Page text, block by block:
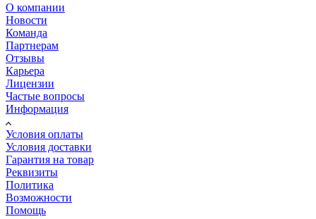
О компании
Новости
Команда
Партнерам
Отзывы
Карьера
Лицензии
Частые вопросы
Информация
Условия оплаты
Условия доставки
Гарантия на товар
Реквизиты
Политика
Возможности
Помощь